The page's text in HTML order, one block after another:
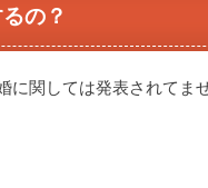
の？
に関しては発表されてませ